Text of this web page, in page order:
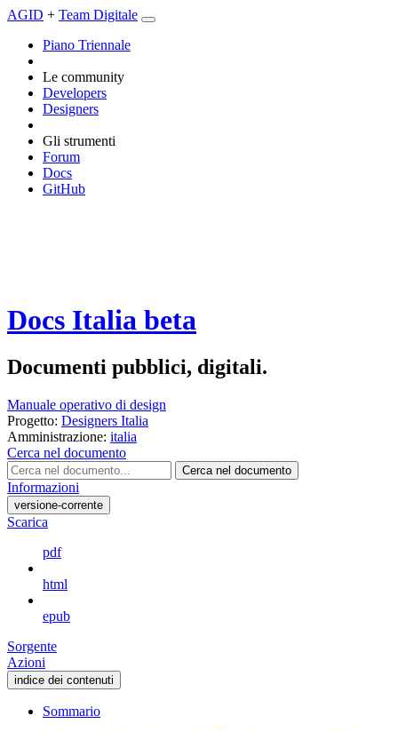
AGID + Team Digitale
Piano Triennale
Le community
Developers
Designers
Gli strumenti
Forum
Docs
GitHub
Docs Italia beta
Documenti pubblici, digitali.
Manuale operativo di design
Progetto: Designers Italia
Amministrazione: italia
Cerca nel documento
Cerca nel documento
Informazioni
versione-corrente
Scarica
pdf
html
epub
Sorgente
Azioni
indice dei contenuti
Sommario